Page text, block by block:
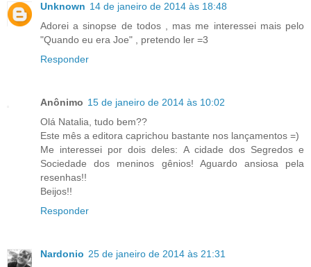
Unknown 14 de janeiro de 2014 às 18:48
Adorei a sinopse de todos , mas me interessei mais pelo
"Quando eu era Joe" , pretendo ler =3
Responder
Anônimo 15 de janeiro de 2014 às 10:02
Olá Natalia, tudo bem??
Este mês a editora caprichou bastante nos lançamentos =)
Me interessei por dois deles: A cidade dos Segredos e
Sociedade dos meninos gênios! Aguardo ansiosa pela
resenhas!!
Beijos!!
Responder
Nardonio 25 de janeiro de 2014 às 21:31